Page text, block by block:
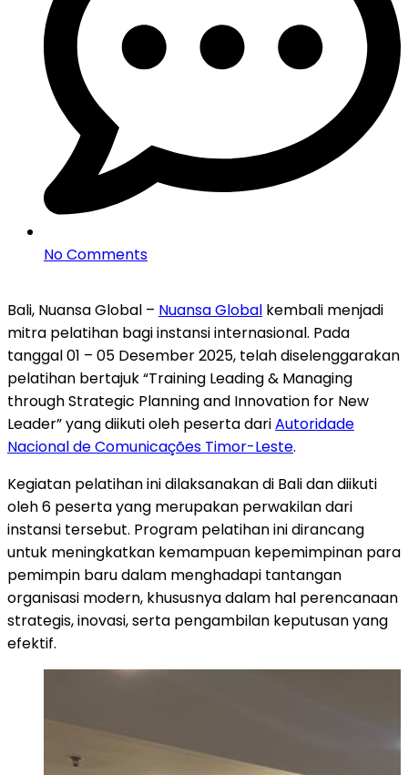
No Comments
Bali, Nuansa Global – Nuansa Global kembali menjadi
mitra pelatihan bagi instansi internasional. Pada
tanggal 01 – 05 Desember 2025, telah diselenggarakan
pelatihan bertajuk “Training Leading & Managing
through Strategic Planning and Innovation for New
Leader” yang diikuti oleh peserta dariAutoridade
Nacional de Comunicações Timor-Leste.
Kegiatan pelatihan ini dilaksanakan di Bali dan diikuti
oleh 6 peserta yang merupakan perwakilan dari
instansi tersebut. Program pelatihan ini dirancang
untuk meningkatkan kemampuan kepemimpinan para
pemimpin baru dalam menghadapi tantangan
organisasi modern, khususnya dalam hal perencanaan
strategis, inovasi, serta pengambilan keputusan yang
efektif.